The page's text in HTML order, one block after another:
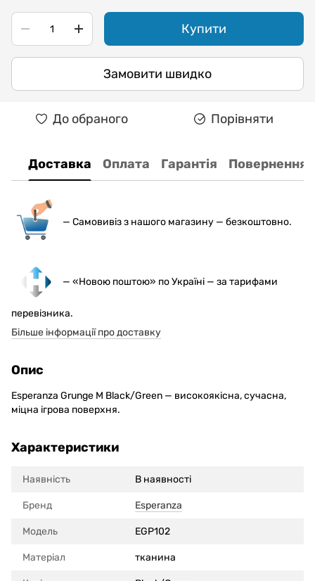
Купити
Замовити швидко
До обраного Порівняти
Доставка Оплата Гарантія Повернення
— Самовивіз з нашого магазину — безкоштовно.
— «Новою поштою» по Україні — за тарифами
перевізника.
Більше інформації про доставку
Опис
Esperanza Grunge M Black/Green — високоякісна, сучасна,
міцна ігрова поверхня.
Характеристики
Наявність В наявності
Бренд Esperanza
Модель EGP102
Матеріал тканина